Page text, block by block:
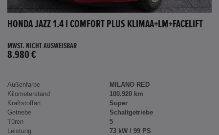
HONDA JAZZ 1.4 I COMFORT PLUS KLIMAA+LM+FACELIFT
MWST. NICHT AUSWEISBAR
8.980 €
Außenfarbe
MILANO RED
Kilometerstand
100.920 km
Kraftstoffart
Super
Getriebe
Schaltgetriebe
Türen
5
Leistung
73 kW / 99 PS